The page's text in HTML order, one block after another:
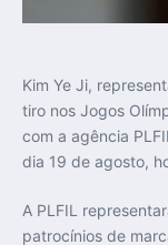
Kim Ye Ji,
tiro nos Jogos
com a agência
dia 19 de agosto,
A PLFIL
patrocínios de